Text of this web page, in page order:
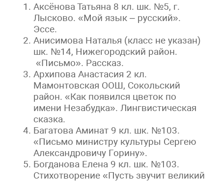
Аксёнова Татьяна 8 кл. шк. №5, г.
Лысково. «Мой язык – русский».
Эссе.
Анисимова Наталья (класс не указан)
шк. №14, Нижегородский район.
«Письмо». Рассказ.
Архипова Анастасия 2 кл.
Мамонтовская ООШ, Сокольский
район. «Как появился цветок по
имени Незабудка». Лингвистическая
сказка.
Багатова Аминат 9 кл. шк. №103.
«Письмо министру культуры Сергею
Александровичу Горину».
Богданова Елена 9 кл. шк. №103.
Стихотворение «Пусть звучит великий